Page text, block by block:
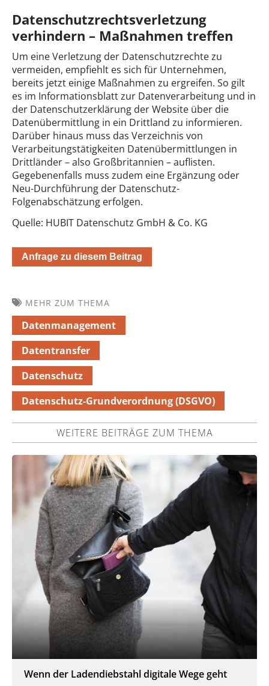
Datenschutzrechtsverletzung
verhindern – Maßnahmen treffen
Um eine Verletzung der Datenschutzrechte zu
vermeiden, empfiehlt es sich für Unternehmen,
bereits jetzt einige Maßnahmen zu ergreifen. So gilt
es im Informationsblatt zur Datenverarbeitung und in
der Datenschutzerklärung der Website über die
Datenübermittlung in ein Drittland zu informieren.
Darüber hinaus muss das Verzeichnis von
Verarbeitungstätigkeiten Datenübermittlungen in
Drittländer – also Großbritannien – auflisten.
Gegebenenfalls muss zudem eine Ergänzung oder
Neu-Durchführung der Datenschutz-
Folgenabschätzung erfolgen.
Quelle: HUBIT Datenschutz GmbH & Co. KG
Anfrage zu diesem Beitrag
MEHR ZUM THEMA
Datenmanagement
Datentransfer
Datenschutz
Datenschutz-Grundverordnung (DSGVO)
WEITERE BEITRÄGE ZUM THEMA
Wenn der Ladendiebstahl digitale Wege geht